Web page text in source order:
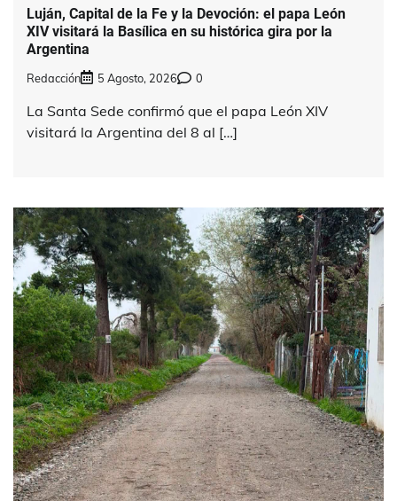
Luján, Capital de la Fe y la Devoción: el papa León
XIV visitará la Basílica en su histórica gira por la
Argentina
Redacción 5 Agosto, 2026 0
La Santa Sede confirmó que el papa León XIV
visitará la Argentina del 8 al […]